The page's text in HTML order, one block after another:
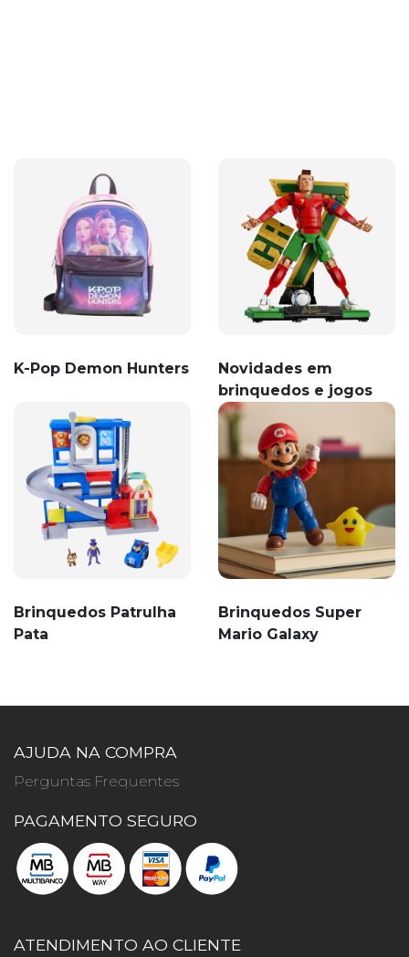
K-Pop Demon Hunters
Novidades em
brinquedos e jogos
Brinquedos Patrulha
Pata
Brinquedos Super
Mario Galaxy
AJUDA NA COMPRA
Perguntas Frequentes
PAGAMENTO SEGURO
ATENDIMENTO AO CLIENTE